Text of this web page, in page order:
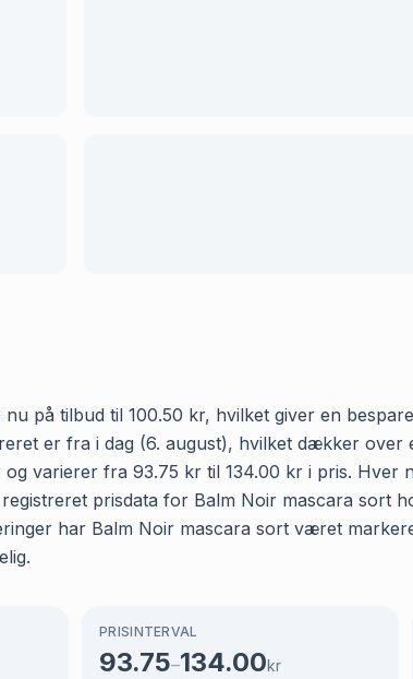
på tilbud til 100.50 kr, hvilket giver en
er fra i dag (6. august), hvilket dækker over
varierer fra 93.75 kr til 134.00 kr i pris. Hver
prisdata for Balm Noir mascara sort
har Balm Noir mascara sort været
PRISINTERVAL
93.75–134.00kr